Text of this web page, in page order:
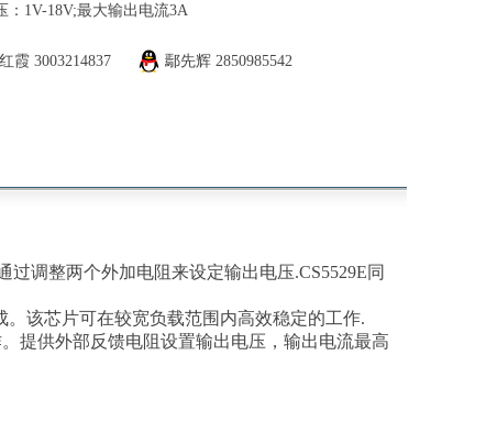
：1V-18V;最大输出电流3A
霞 3003214837 鄢先辉 2850985542
过调整两个外加电阻来设定输出电压.CS5529E同
该芯片可在较宽负载范围内高效稳定的工作.
提供外部反馈电阻设置输出电压，输出电流最高